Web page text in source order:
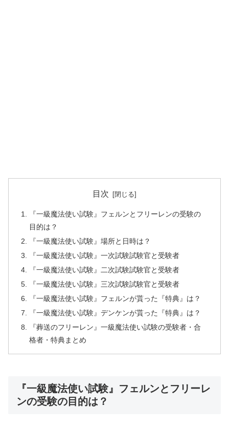
目次
『一級魔法使い試験』フェルンとフリーレンの受験の
目的は？
『一級魔法使い試験』場所と日時は？
『一級魔法使い試験』一次試験試験官と受験者
『一級魔法使い試験』二次試験試験官と受験者
『一級魔法使い試験』三次試験試験官と受験者
『一級魔法使い試験』フェルンが貰った『特典』は？
『一級魔法使い試験』デンケンが貰った『特典』は？
『葬送のフリーレン』一級魔法使い試験の受験者・合
格者・特典まとめ
『一級魔法使い試験』フェルンとフリーレ
ンの受験の目的は？